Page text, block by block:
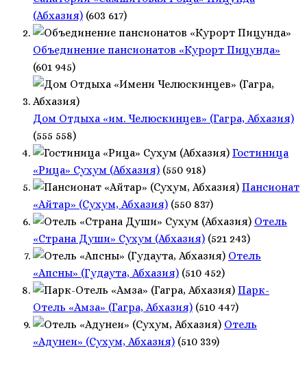
(Абхазия) (603 617)
Объединение пансионатов «Курорт Пицунда»
(601 945)
Дом Отдыха «им. Челюскинцев» (Гагра, Абхазия)
(555 558)
Гостиница
«Рица» Сухум (Абхазия) (550 918)
Пансионат
«Айтар» (Сухум, Абхазия) (550 837)
Отель
«Страна Души» Сухум (Абхазия) (521 243)
Отель
«Апсны» (Гудаута, Абхазия) (510 452)
Парк-
Отель «Амза» (Гагра, Абхазия) (510 447)
Отель
«Адунеи» (Сухум, Абхазия) (510 339)